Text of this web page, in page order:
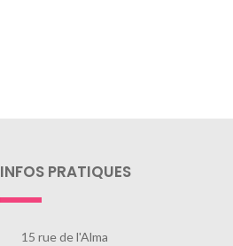
INFOS PRATIQUES
15 rue de l'Alma